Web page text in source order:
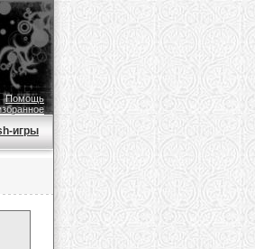
Помощь
игры